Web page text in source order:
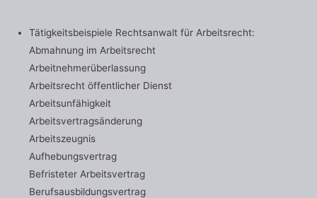
Tätigkeitsbeispiele Rechtsanwalt für Arbeitsrecht:
Abmahnung im Arbeitsrecht
Arbeitnehmerüberlassung
Arbeitsrecht öffentlicher Dienst
Arbeitsunfähigkeit
Arbeitsvertragsänderung
Arbeitszeugnis
Aufhebungsvertrag
Befristeter Arbeitsvertrag
Berufsausbildungsvertrag